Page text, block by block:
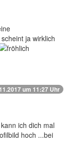
ja wirklich
um 11:27 Uhr
ich dich mal
hoch ...bei